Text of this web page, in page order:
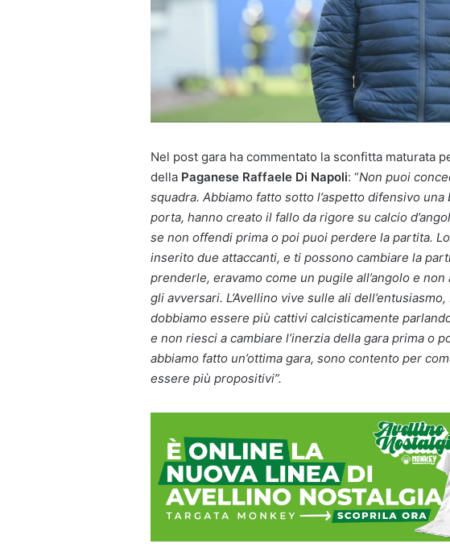
Nel post gara ha commentato la sconfitta maturata
della Paganese Raffaele Di Napoli: “Non puoi
squadra. Abbiamo fatto sotto l’aspetto difensivo
porta, hanno creato il fallo da rigore su calcio
se non offendi prima o poi puoi perdere la partita.
inserito due attaccanti, e ti possono cambiare la
prenderle, eravamo come un pugile all’angolo e
gli avversari. L’Avellino vive sulle ali
dobbiamo essere più cattivi calcisticamente
e non riesci a cambiare l’inerzia della gara prima o
abbiamo fatto un’ottima gara, sono contento per
essere più propositivi”.